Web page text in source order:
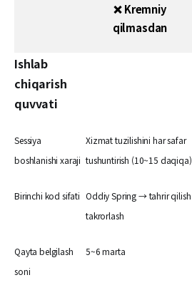
❌ Kremniy
qilmasdan
Ishlab
chiqarish
quvvati
Sessiya
boshlanishi xaraji
Xizmat tuzilishini har safar
tushuntirish (10~15 daqiqa)
Birinchi kod sifati Oddiy Spring → tahrir qilish
takrorlash
Qayta belgilash
soni
5~6 marta